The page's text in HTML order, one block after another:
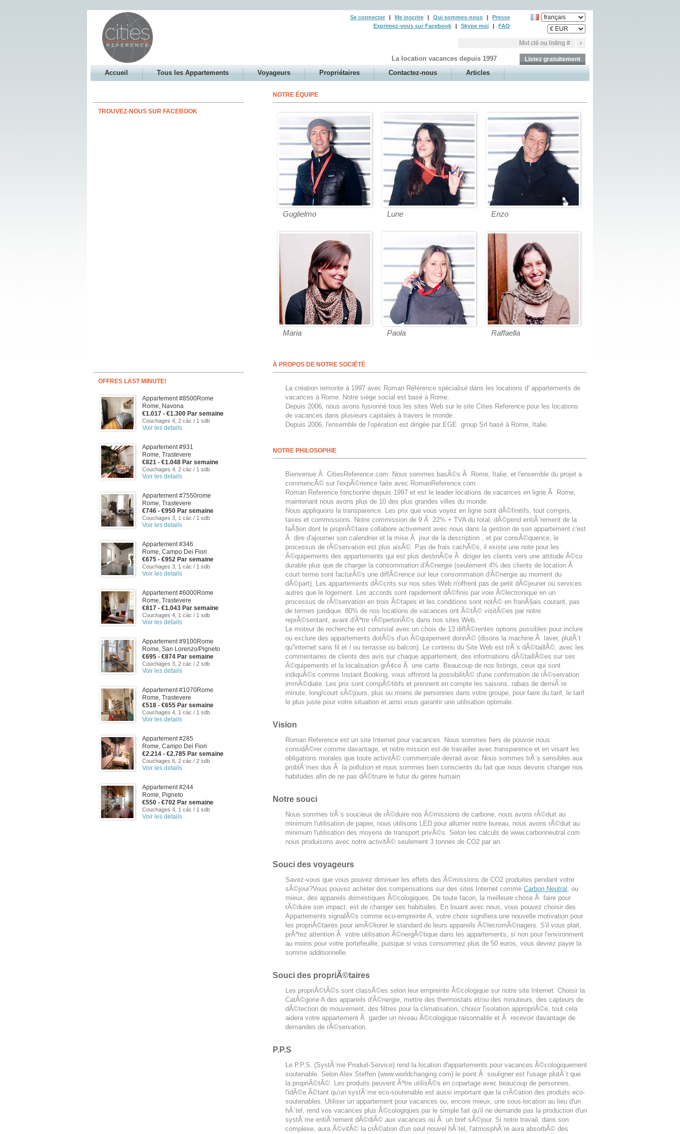
La location vacances depuis 1997 Listez gratuitement
Se connecter | Me inscrire | Qui sommes-nous |
Presse
Exprimez-vous sur Facebook
| Skype moi | FAQ
Accueil Tous les Appartements Voyageurs Propriétaires Contactez-nous Articles
TROUVEZ-NOUS SUR FACEBOOK
OFFRES LAST MINUTE!
Appartement #8500Rome
Rome, Navona
€1.017 - €1.300 Par semaine
Couchages 4, 2 các / 1 sdb
Voir les details
Appartement #931
Rome, Trastevere
€821 - €1.048 Par semaine
Couchages 4, 2 các / 1 sdb
Voir les details
Appartement #7550rome
Rome, Trastevere
€746 - €950 Par semaine
Couchages 3, 1 các / 1 sdb
Voir les details
Appartement #346
Rome, Campo Dei Fiori
€675 - €952 Par semaine
Couchages 3, 1 các / 1 sdb
Voir les details
Appartement #6000Rome
Rome, Trastevere
€817 - €1.043 Par semaine
Couchages 4, 1 các / 1 sdb
Voir les details
Appartement #9100Rome
Rome, San Lorenzo/Pigneto
€695 - €874 Par semaine
Couchages 3, 2 các / 2 sdb
Voir les details
Appartement #1070Rome
Rome, Trastevere
€518 - €655 Par semaine
Couchages 4, 1 các / 1 sdb
Voir les details
Appartement #285
Rome, Campo Dei Fiori
€2.214 - €2.785 Par semaine
Couchages 6, 2 các / 2 sdb
Voir les details
Appartement #244
Rome, Pigneto
€550 - €702 Par semaine
Couchages 4, 1 các / 1 sdb
Voir les details
NOTRE ÉQUIPE
Guglielmo Lune Enzo
Maria Paola Raffaella
À PROPOS DE NOTRE SOCIÉTÉ
La création remonte à 1997 avec Roman Référence spécialisé dans les locations d' appartements de
vacances à Rome. Notre siège social est basé à Rome.
Depuis 2006, nous avons fusionné tous les sites Web sur le site Cities Reference pour les locations
de vacances dans plusieurs capitales à travers le monde.
Depuis 2006, l'ensemble de l'opération est dirigée par EGE group Srl basé à Rome, Italie.
NOTRE PHILOSOPHIE
Bienvenue Ã CitiesReference.com. Nous sommes basÃ©s Ã Rome, Italie, et l'ensemble du projet a
commencÃ© sur l'expÃ©rience faite avec RomanReference.com.
Roman Reference fonctionne depuis 1997 et est le leader locations de vacances en ligne Ã Rome,
maintenant nous avons plus de 10 des plus grandes villes du monde.
Nous appliquons la transparence. Les prix que vous voyez en ligne sont dÃ©finitifs, tout compris,
taxes et commissions. Notre commission de 9 Ã 22% + TVA du total, dÃ©pend entiÃ¨rement de la
faÃ§on dont le propriÃ©taire collabore activement avec nous dans la gestion de son appartement c'est
Ã dire d'ajourner son calendrier et la mise Ã jour de la description , et par consÃ©quence, le
processus de rÃ©servation est plus aisÃ©. Pas de frais cachÃ©s, il existe une note pour les
Ã©quipements des appartements qui est plus destinÃ©e Ã diriger les clients vers une attitude Ã©co
durable plus que de charger la consommation d'Ã©nergie (seulement 4% des clients de location Ã
court terme sont facturÃ©s une diffÃ©rence sur leur consommation d'Ã©nergie au moment du
dÃ©part). Les appartements dÃ©crits sur nos sites Web n'offrent pas de petit dÃ©jeuner ou services
autres que le logement. Les accords sont rapidement dÃ©finis par voie Ã©lectronique en un
processus de rÃ©servation en trois Ã©tapes et les conditions sont notÃ© en franÃ§ais courant, pas
de termes juridique. 80% de nos locations de vacances ont Ã©tÃ© visitÃ©es par notre
reprÃ©sentant, avant d'Ãªtre rÃ©pertoriÃ©s dans nos sites Web.
Le moteur de recherche est convivial avec un choix de 13 diffÃ©rentes options possibles pour inclure
ou exclure des appartements dotÃ©s d'un Ã©quipement donnÃ© (disons la machine Ã laver, plutÃ´t
qu''internet sans fil et / ou terrasse ou balcon). Le contenu du Site Web est trÃ¨s dÃ©taillÃ©, avec les
commentaires de clients des avis sur chaque appartement, des informations dÃ©taillÃ©es sur ses
Ã©quipements et la localisation grÃ¢ce Ã une carte. Beaucoup de nos listings, ceux qui sont
indiquÃ©s comme Instant Booking, vous offriront la possibilitÃ© d'une confirmation de rÃ©servation
immÃ©diate. Les prix sont compÃ©titifs et prennent en compte les saisons, rabais de derniÃ¨re
minute, long/court sÃ©jours, plus ou moins de personnes dans votre groupe, pour faire du tarif, le tarif
le plus juste pour votre situation et ainsi vous garantir une utilisation optimale.
Vision
Roman Reference est un site Internet pour vacances. Nous sommes fiers de pouvoir nous
considÃ©rer comme davantage, et notre mission est de travailler avec transparence et en visant les
obligations morales que toute activitÃ© commerciale devrait avoir. Nous sommes trÃ¨s sensibles aux
problÃ¨mes dus Ã la pollution et nous sommes bien conscients du fait que nous devons changer nos
habitudes afin de ne pas dÃ©truire le futur du genre humain.
Notre souci
Nous sommes trÃ¨s soucieux de rÃ©duire nos Ã©missions de carbone, nous avons rÃ©duit au
minimum l'utilisation de papier, nous utilisons LED pour allumer notre bureau, nous avons rÃ©duit au
minimum l'utilisation des moyens de transport privÃ©s. Selon les calculs de www.carbonneutral.com
nous produisons avec notre activitÃ© seulement 3 tonnes de CO2 par an.
Souci des voyageurs
Savez-vous que vous pouvez diminuer les effets des Ã©missions de CO2 produites pendant votre
sÃ©jour?Vous pouvez acheter des compensations sur des sites Internet comme Carbon Neutral , ou
mieux, des appareils domestiques Ã©cologiques. De toute facon, la meilleure chose Ã faire pour
rÃ©duire son impact, est de changer ses habitudes. En louant avec nous, vous pouvez choisir des
Appartements signalÃ©s comme eco-empreinte A, votre choix signifiera une nouvelle motivation pour
les propriÃ©taires pour amÃ©liorer le standard de leurs appareils Ã©lecromÃ©nagers. S'il vous plait,
prÃªtez attention Ã votre utilisation Ã©nergÃ©tique dans les appartements, si non pour l'environment
au moins pour votre portefeuille, puisque si vous consommez plus de 50 euros, vous devrez payer la
somme additionnelle.
Souci des propriÃ©taires
Les propriÃ©tÃ©s sont classÃ©es selon leur empreinte Ã©cologique sur notre site Internet. Choisir la
CatÃ©gorie A des appareils d'Ã©nergie, mettre des thermostats et/ou des minuteurs, des capteurs de
dÃ©tection de mouvement, des filtres pour la climatisation, choisir l'isolation appropriÃ©e, tout cela
aidera votre appartement Ã garder un niveau Ã©cologique raisonnable et Ã recevoir davantage de
demandes de rÃ©servation.
P.P.S
Le P.P.S. (SystÃ¨me Produit-Service) rend la location d'appartements pour vacances Ã©cologiquement
soutenable. Selon Alex Steffen (www.worldchanging.com) le point Ã souligner est l'usage plutÃ´t que
la propriÃ©tÃ©. Les produits peuvent Ãªtre utilisÃ©s en copartage avec beaucoup de personnes,
l'idÃ©e Ã©tant qu'un systÃ¨me eco-soutenable est aussi important que la crÃ©ation des produits eco-
soutenables. Utiliser un appartement pour vacances ou, encore mieux, une sous-location au lieu d'un
hÃ´tel, rend vos vacances plus Ã©cologiques par le simple fait qu'il ne demande pas la production d'un
systÃ¨me entiÃ¨rement dÃ©diÃ© aux vacances ou Ã un bref sÃ©jour. Si notre travail, dans son
complexe, aura Ã©vitÃ© la crÃ©ation d'un seul nouvel hÃ´tel, l'atmosphÃ¨re aura absorbÃ© des